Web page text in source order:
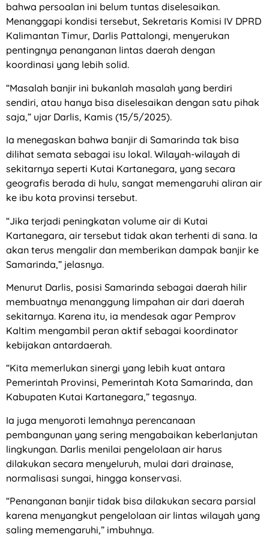
bahwa persoalan ini belum tuntas diselesaikan.
Menanggapi kondisi tersebut, Sekretaris Komisi IV DPRD
Kalimantan Timur, Darlis Pattalongi, menyerukan
pentingnya penanganan lintas daerah dengan
koordinasi yang lebih solid.
“Masalah banjir ini bukanlah masalah yang berdiri
sendiri, atau hanya bisa diselesaikan dengan satu pihak
saja,” ujar Darlis, Kamis (15/5/2025).
Ia menegaskan bahwa banjir di Samarinda tak bisa
dilihat semata sebagai isu lokal. Wilayah-wilayah di
sekitarnya seperti Kutai Kartanegara, yang secara
geografis berada di hulu, sangat memengaruhi aliran air
ke ibu kota provinsi tersebut.
“Jika terjadi peningkatan volume air di Kutai
Kartanegara, air tersebut tidak akan terhenti di sana. Ia
akan terus mengalir dan memberikan dampak banjir ke
Samarinda,” jelasnya.
Menurut Darlis, posisi Samarinda sebagai daerah hilir
membuatnya menanggung limpahan air dari daerah
sekitarnya. Karena itu, ia mendesak agar Pemprov
Kaltim mengambil peran aktif sebagai koordinator
kebijakan antardaerah.
“Kita memerlukan sinergi yang lebih kuat antara
Pemerintah Provinsi, Pemerintah Kota Samarinda, dan
Kabupaten Kutai Kartanegara,” tegasnya.
Ia juga menyoroti lemahnya perencanaan
pembangunan yang sering mengabaikan keberlanjutan
lingkungan. Darlis menilai pengelolaan air harus
dilakukan secara menyeluruh, mulai dari drainase,
normalisasi sungai, hingga konservasi.
“Penanganan banjir tidak bisa dilakukan secara parsial
karena menyangkut pengelolaan air lintas wilayah yang
saling memengaruhi,” imbuhnya.